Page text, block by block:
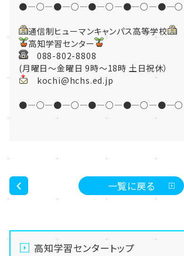
通信制ヒューマンキャンパス高等学校
高知学習センター
088-802-8808
(月曜日～金曜日 9時～18時 土日祝休）
kochi@hchs.ed.jp
一覧に戻る
高知学習センタートップ